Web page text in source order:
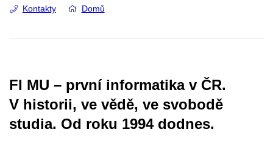
Kontakty Domů
FI MU – první informatika v ČR.
V historii, ve vědě, ve svobodě
studia. Od roku 1994 dodnes.